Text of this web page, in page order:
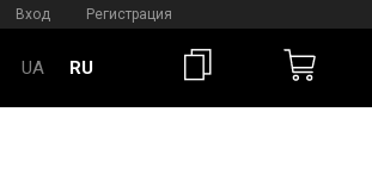
Вход Регистрация
UA RU